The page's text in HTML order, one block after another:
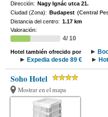
Dirección: Nagy Ignác utca 21.
Ciudad (Zona): Budapest (Central
Distancia del centro: 1.17 km
Valoración:
4/ 10
Hotel también ofrecido por
Expedia desde 89 €
Soho Hotel
Mostrar en el mapa